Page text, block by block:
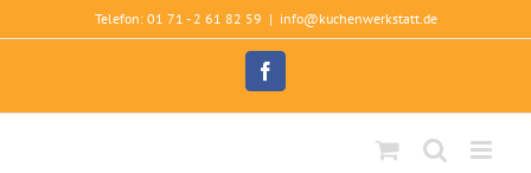
Inhalt
Telefon: 01 71 - 2 61 82 59 | info@kuchenwerkstatt.de
Facebook